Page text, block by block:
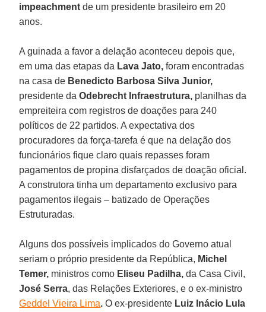
impeachment de um presidente brasileiro em 20
anos.
A guinada a favor a delação aconteceu depois que,
em uma das etapas da Lava Jato, foram encontradas
na casa de Benedicto Barbosa Silva Junior,
presidente daOdebrecht Infraestrutura, planilhas da
empreiteira com registros de doações para 240
políticos de 22 partidos. A expectativa dos
procuradores da força-tarefa é que na delação dos
funcionários fique claro quais repasses foram
pagamentos de propina disfarçados de doação oficial.
A construtora tinha um departamento exclusivo para
pagamentos ilegais – batizado de Operações
Estruturadas.
Alguns dos possíveis implicados do Governo atual
seriam o próprio presidente da República, Michel
Temer, ministros como Eliseu Padilha, da Casa Civil,
José Serra, das Relações Exteriores, e o ex-ministro
Geddel Vieira Lima. O ex-presidente Luiz Inácio Lula